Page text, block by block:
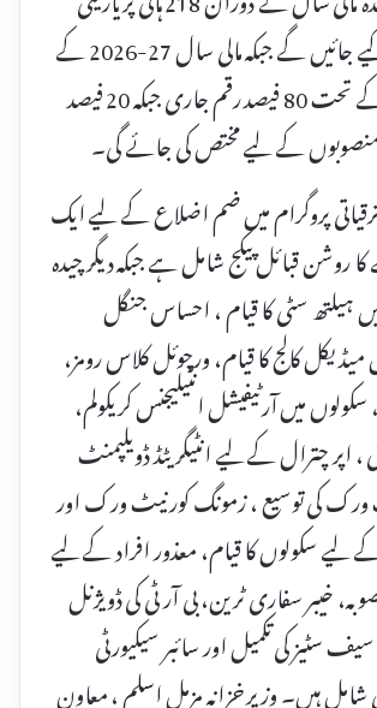
پراجیکٹس مکمل کیے جائیں گے جبکہ مالی سال 27-2026 کے
ترقیاتی پروگرام کے تحت 80 فیصد رقم جاری جبکہ 20 فیصد
منصوبوں کے لیے مختص کی جائے گی۔
پروگرام میں ضم اضلاع کے لیے ایک
روشن قبائل پیکج شامل ہے جبکہ دیگر چیدہ
ہیلتھ سٹی کا قیام ، احساس جنگل
میڈیکل کالج کا قیام، ورچوئل کلاس رومز،
میں آرٹیفیشل انٹیلیجنس کریکولم،
، اپر چترال کے لیے انٹیگریٹڈ ڈویلپمنٹ
ورک کی توسیع ، زمونگ کور نیٹ ورک اور
سکولوں کا قیام، معذور افراد کے لیے
خیبر سفاری ٹرین، بی آر ٹی کی ڈویژنل
سٹیز کی تکمیل اور سائبر سیکیورٹی
ہیں۔ وزیر خزانہ مزمل اسلم ، معاون